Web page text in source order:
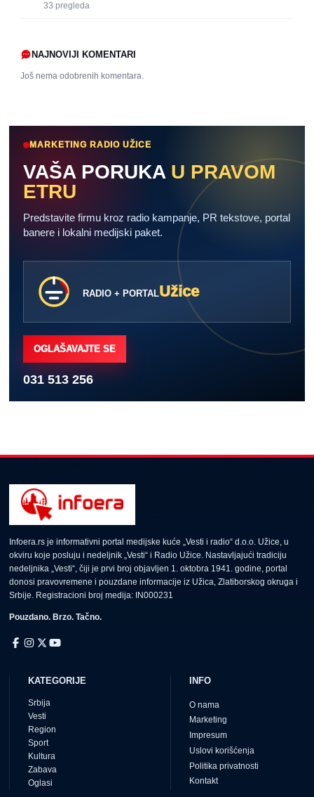
33 pregleda
NAJNOVIJI KOMENTARI
Još nema odobrenih komentara.
MARKETING RADIO UŽICE
VAŠA PORUKA U PRAVOM
ETRU
Predstavite firmu kroz radio kampanje, PR tekstove, portal
banere i lokalni medijski paket.
RADIO + PORTALUžice
OGLAŠAVAJTE SE
031 513 256
Infoera.rs je informativni portal medijske kuće „Vesti i radio“ d.o.o. Užice, u
okviru koje posluju i nedeljnik „Vesti“ i Radio Užice. Nastavljajući tradiciju
nedeljnika „Vesti“, čiji je prvi broj objavljen 1. oktobra 1941. godine, portal
donosi pravovremene i pouzdane informacije iz Užica, Zlatiborskog okruga i
Srbije. Registracioni broj medija: IN000231
Pouzdano. Brzo. Tačno.
KATEGORIJE
Srbija
Vesti
Region
Sport
Kultura
Zabava
Oglasi
INFO
O nama
Marketing
Impresum
Uslovi korišćenja
Politika privatnosti
Kontakt